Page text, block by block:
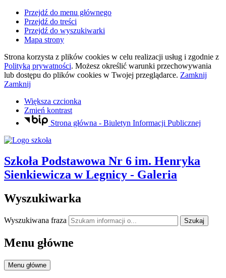
Przejdź do menu głównego
Przejdź do treści
Przejdź do wyszukiwarki
Mapa strony
Strona korzysta z plików cookies w celu realizacji usług i zgodnie z
Polityką prywatności. Możesz określić warunki przechowywania
lub dostępu do plików cookies w Twojej przeglądarce. Zamknij
Zamknij
Większa czcionka
Zmień kontrast
Strona główna - Biuletyn Informacji Publicznej
Szkoła Podstawowa Nr 6 im. Henryka
Sienkiewicza w Legnicy - Galeria
Wyszukiwarka
Wyszukiwana fraza Szukaj
Menu główne
Menu główne